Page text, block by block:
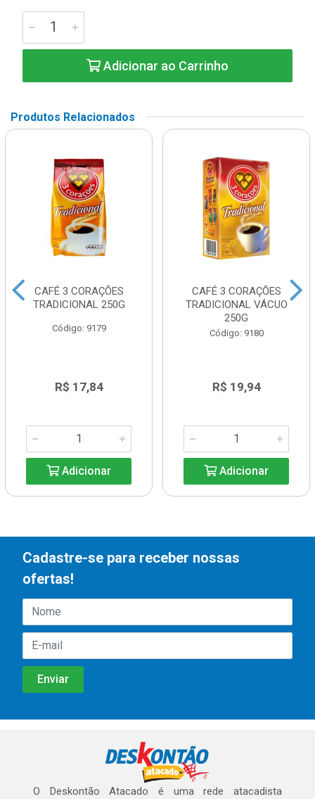
Adicionar ao Carrinho
Produtos Relacionados
CAFÉ 3 CORAÇÕES
TRADICIONAL 250G
Código: 9179
R$ 17,84
Adicionar
CAFÉ 3 CORAÇÕES
TRADICIONAL VÁCUO
250G
Código: 9180
R$ 19,94
Adicionar
Cadastre-se para receber nossas
ofertas!
O Deskontão Atacado é uma rede atacadista